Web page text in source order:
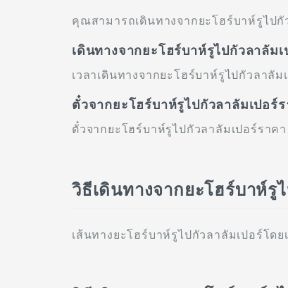
คุณสามารถเดินทางจากยะโฮร์บาห์รูไปกั
เดินทางจากยะโฮร์บาห์รูไปกัวลาลัมเ
เวลาเดินทางจากยะโฮร์บาห์รูไปกัวลาลั
ตั๋วจากยะโฮร์บาห์รูไปกัวลาลัมเปอร์ร
ตั๋วจากยะโฮร์บาห์รูไปกัวลาลัมเปอร์ราคา
วิธีเดินทางจากยะโฮร์บาห์รู
เส้นทางยะโฮร์บาห์รูไปกัวลาลัมเปอร์โดย